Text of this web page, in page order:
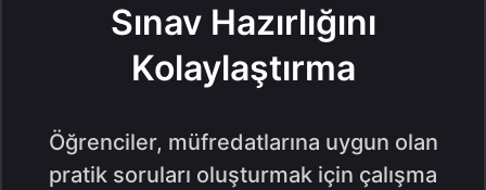
Sınav Hazırlığını
Kolaylaştırma
Öğrenciler, müfredatlarına uygun olan
pratik soruları oluşturmak için çalışma